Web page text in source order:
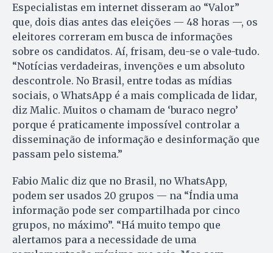
Especialistas em internet disseram ao “Valor”
que, dois dias antes das eleições — 48 horas —, os
eleitores correram em busca de informações
sobre os candidatos. Aí, frisam, deu-se o vale-tudo.
“Notícias verdadeiras, invenções e um absoluto
descontrole. No Brasil, entre todas as mídias
sociais, o WhatsApp é a mais complicada de lidar,
diz Malic. Muitos o chamam de ‘buraco negro’
porque é praticamente impossível controlar a
disseminação de informação e desinformação que
passam pelo sistema.”
Fabio Malic diz que no Brasil, no WhatsApp,
podem ser usados 20 grupos — na “Índia uma
informação pode ser compartilhada por cinco
grupos, no máximo”. “Há muito tempo que
alertamos para a necessidade de uma